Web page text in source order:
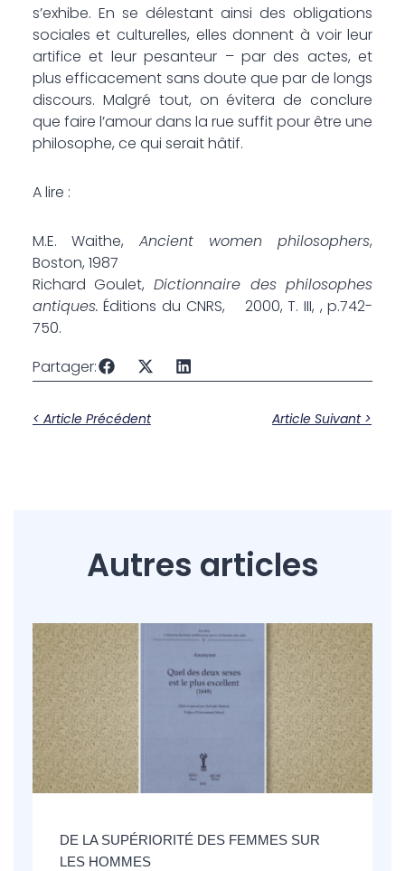
s’exhibe. En se délestant ainsi des obligations
sociales et culturelles, elles donnent à voir leur
artifice et leur pesanteur – par des actes, et
plus efficacement sans doute que par de longs
discours. Malgré tout, on évitera de conclure
que faire l’amour dans la rue suffit pour être une
philosophe, ce qui serait hâtif.
A lire :
M.E. Waithe, Ancient women philosophers,
Boston, 1987
Richard Goulet, Dictionnaire des philosophes
antiques. Éditions du CNRS, 2000, T. III, , p.742-
750.
Partager:
< Article Précédent Article Suivant >
Autres articles
DE LA SUPÉRIORITÉ DES FEMMES SUR
LES HOMMES